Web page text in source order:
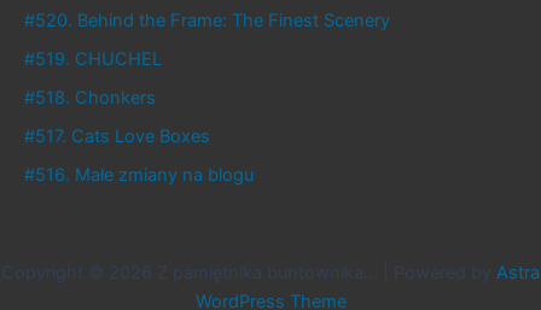
b
y
#520. Behind the Frame: The Finest Scenery
#519. CHUCHEL
#518. Chonkers
#517. Cats Love Boxes
#516. Małe zmiany na blogu
Copyright © 2026 Z pamiętnika buntownika... | Powered by Astra
WordPress Theme